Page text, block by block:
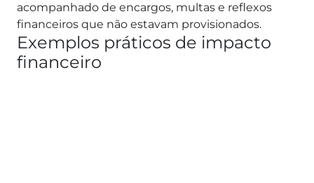
acompanhado de encargos, multas e reflexos
financeiros que não estavam provisionados.
Exemplos práticos de impacto
financeiro